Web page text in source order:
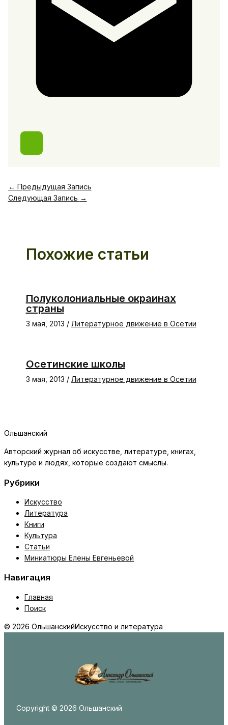
← Предыдущая Запись
Следующая Запись →
Похожие статьи
Полуколониальные окраинах
страны
3 мая, 2013 / Литературное движение в Осетии
Осетинские школы
3 мая, 2013 / Литературное движение в Осетии
Ольшанский
Авторский журнал об искусстве, литературе, книгах,
культуре и людях, которые создают смыслы.
Рубрики
Искусство
Литература
Книги
Культура
Статьи
Миниатюры Елены Евгеньевой
Навигация
Главная
Поиск
© 2026 ОльшанскийИскусство и литература
Copyright © 2026 Ольшанский